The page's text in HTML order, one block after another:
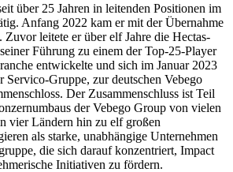
über 25 Jahren in leitenden Positionen im
Anfang 2022 kam er mit der Übernahme
Zuvor leitete er über elf Jahre die Hectas-
Führung zu einem der Top-25-Player
entwickelte und sich im Januar 2023
Servico-Gruppe, zur deutschen Vebego
Der Zusammenschluss ist Teil
der Vebego Group von vielen
vier Ländern hin zu elf großen
als starke, unabhängige Unternehmen
die sich darauf konzentriert, Impact
Initiativen zu fördern.